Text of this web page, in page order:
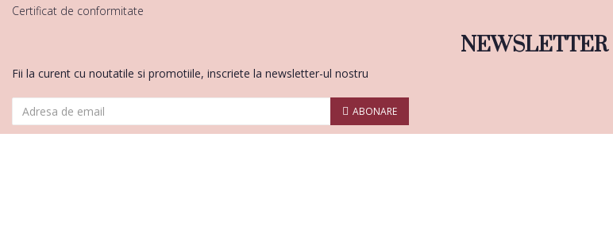
Certificat de conformitate
NEWSLETTER
Fii la curent cu noutatile si promotiile, inscriete la newsletter-ul nostru
ABONARE